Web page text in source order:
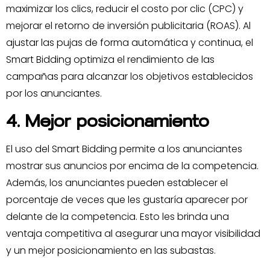
maximizar los clics, reducir el costo por clic (CPC) y
mejorar el retorno de inversión publicitaria (ROAS). Al
ajustar las pujas de forma automática y continua, el
Smart Bidding optimiza el rendimiento de las
campañas para alcanzar los objetivos establecidos
por los anunciantes.
4. Mejor posicionamiento
El uso del Smart Bidding permite a los anunciantes
mostrar sus anuncios por encima de la competencia.
Además, los anunciantes pueden establecer el
porcentaje de veces que les gustaría aparecer por
delante de la competencia. Esto les brinda una
ventaja competitiva al asegurar una mayor visibilidad
y un mejor posicionamiento en las subastas.